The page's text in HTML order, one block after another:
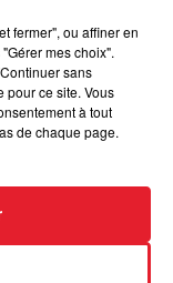
fermer", ou affiner en
mes choix".
sans
pour ce site. Vous
à tout
de chaque page.